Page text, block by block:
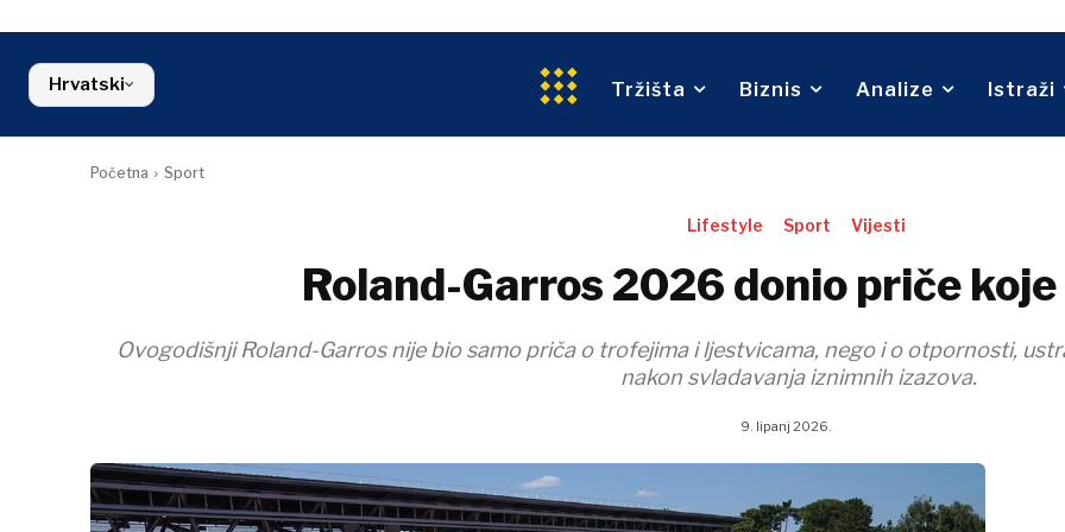
Kosovo*
Crna Gora
Sjeverna Makedonija
Industrija
Financije
Održivost
Telekom
Prijevoz
O nama Oglašavanje
Kontakt
Pretplata
Slovenija
Financije
Trgovina
Hrvatski Tržišta Biznis Analize Istraži
Početna Sport
Lifestyle Sport Vijesti
Roland-Garros 2026 donio priče
Ovogodišnji Roland-Garros nije bio samo priča o trofejima i ljestvicama, nego i o otpornosti,
nakon svladavanja iznimnih izazova.
9. lipanj 2026.